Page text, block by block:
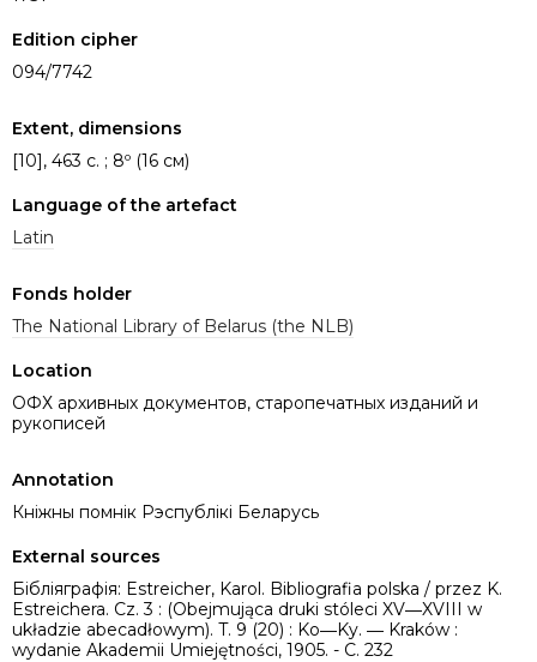
Edition cipher
094/7742
Extent, dimensions
[10], 463 с. ; 8º (16 см)
Language of the artefact
Latin
Fonds holder
The National Library of Belarus (the NLB)
Location
ОФХ архивных документов, старопечатных изданий и
рукописей
Annotation
Кніжны помнік Рэспублікі Беларусь
External sources
Бібліяграфія: Estreicher, Karol. Bibliografia polska / przez K.
Estreichera. Cz. 3 : (Obejmująca druki stóleci XV―XVIII w
układzie abecadłowym). T. 9 (20) : Ko―Ky. ― Kraków :
wydanie Akademii Umiejętności, 1905. - C. 232